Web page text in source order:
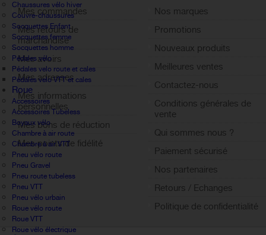
Chaussures vélo hiver
Couvre-chaussures
Socquettes Enfant
Socquettes femme
Socquettes homme
Pédales vélo
Pédales velo route et cales
Pédales velo VTT et cales
Roue
Accessoires
Accessoires Tubeless
Boyaux vélo
Chambre à air route
Chambre à air VTT
Pneu vélo route
Pneu Gravel
Pneu route tubeless
Pneu VTT
Pneu vélo urbain
Roue vélo route
Roue VTT
Roue vélo électrique
Mes commandes
Mes retours de
marchandise
Mes avoirs
Mes adresses
Mes informations
personnelles
Mes bons de réduction
Mes points de fidélité
Sign out
Nos marques
Promotions
Nouveaux produits
Meilleures ventes
Contactez-nous
Conditions générales de
vente
Qui sommes nous ?
Paiement sécurisé
Nos partenaires
Retours / Echanges
Politique de confidentialité